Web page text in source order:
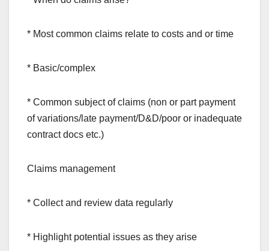
* Most common claims relate to costs and or time
* Basic/complex
* Common subject of claims (non or part payment
of variations/late payment/D&D/poor or inadequate
contract docs etc.)
Claims management
* Collect and review data regularly
* Highlight potential issues as they arise